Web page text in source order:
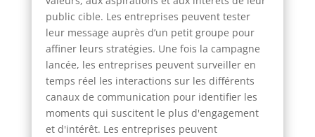
public cible. Les entreprises peuvent tester
leur message auprès d’un petit groupe pour
affiner leurs stratégies. Une fois la campagne
lancée, les entreprises peuvent surveiller en
temps réel les interactions sur les différents
canaux de communication pour identifier les
moments qui suscitent le plus d'engagement
et d'intérêt. Les entreprises peuvent